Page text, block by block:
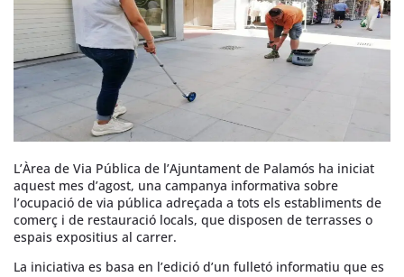
L’Àrea de Via Pública de l’Ajuntament de Palamós ha iniciat
aquest mes d’agost, una campanya informativa sobre
l’ocupació de via pública adreçada a tots els establiments de
comerç i de restauració locals, que disposen de terrasses o
espais expositius al carrer.
La iniciativa es basa en l’edició d’un fulletó informatiu que es